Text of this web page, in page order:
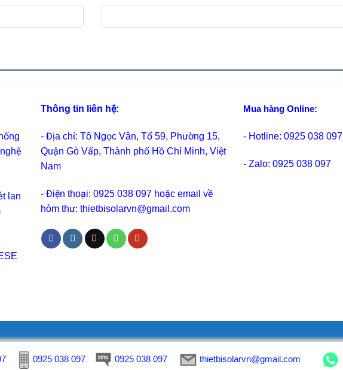
0925 038 097 0925 038 097 thietbisolarvn@gmail.com
lan
Thông tin liên hệ:
- Địa chỉ: Tô Ngọc Vân, Tổ 59, Phường 15,
Quận Gò Vấp, Thành phố Hồ Chí Minh, Việt
Nam
- Điện thoại: 0925 038 097 hoặc email về
hòm thư: thietbisolarvn@gmail.com
Mua hàng Online:
- Hotline: 0925 038 097
- Zalo: 0925 038 097
0925 038 097 0925 038 097 thietbisolarvn@gmail.com